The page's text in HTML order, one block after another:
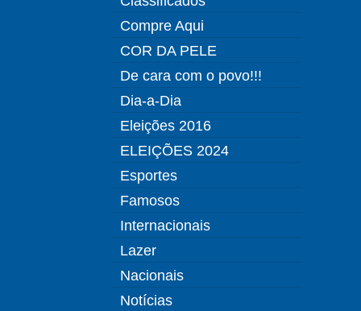
Compre Aqui
COR DA PELE
De cara com o povo!!!
Dia-a-Dia
Eleições 2016
ELEIÇÕES 2024
Esportes
Famosos
Internacionais
Lazer
Nacionais
Notícias